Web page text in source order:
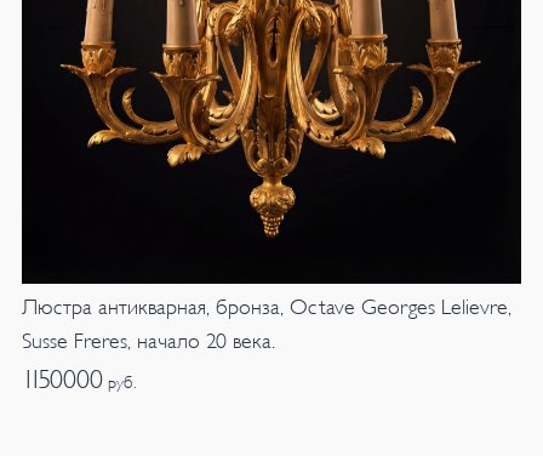
Люстра антикварная, бронза, Octave Georges Lelievre,
Susse Freres, начало 20 века.
1150000 руб.